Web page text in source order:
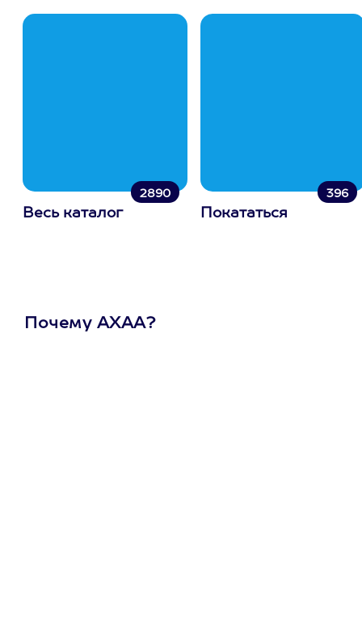
2890
Весь каталог
396
Покататься
Почему АХАА?